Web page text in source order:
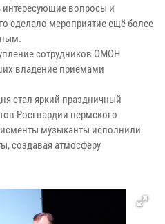
вопросы и
сделало мероприятие ещё более
сотрудников ОМОН
владение приёмами
стал яркий праздничный
Росгвардии пермского
музыканты исполнили
создавая атмосферу